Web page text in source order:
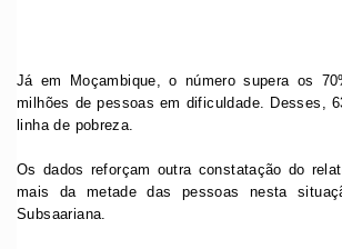
Já em Moçambique, o número supera os
milhões de pessoas em dificuldade. Desses,
linha de pobreza.
Os dados reforçam outra constatação do
mais da metade das pessoas nesta
Subsaariana.